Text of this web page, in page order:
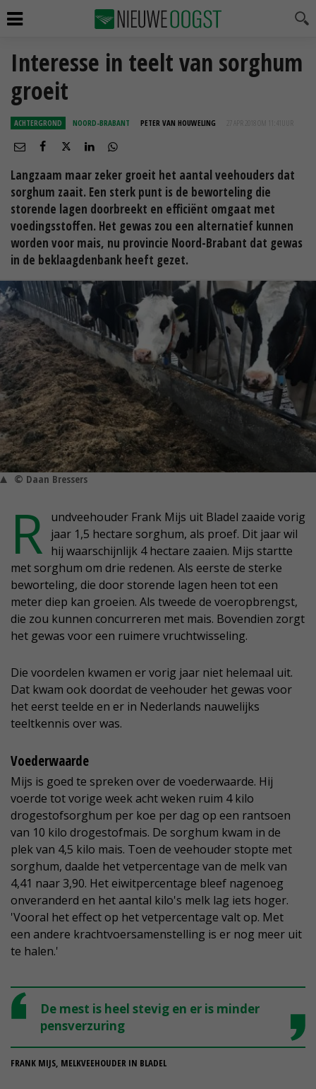
Interesse in teelt van sorghum
groeit
ACHTERGROND NOORD-BRABANT PETER VAN HOUWELING 27 APR 2018 OM 11:41
Langzaam maar zeker groeit het aantal veehouders dat
sorghum zaait. Een sterk punt is de beworteling die
storende lagen doorbreekt en efficiënt omgaat met
voedingsstoffen. Het gewas zou een alternatief kunnen
worden voor mais, nu provincie Noord-Brabant dat gewas
in de beklaagdenbank heeft gezet.
© Daan Bressers
R undveehouder Frank Mijs uit Bladel zaaide vorig
jaar 1,5 hectare sorghum, als proef. Dit jaar wil
hij waarschijnlijk 4 hectare zaaien. Mijs startte
met sorghum om drie redenen. Als eerste de sterke
beworteling, die door storende lagen heen tot een
meter diep kan groeien. Als tweede de voeropbrengst,
die zou kunnen concurreren met mais. Bovendien zorgt
het gewas voor een ruimere vruchtwisseling.
Die voordelen kwamen er vorig jaar niet helemaal uit.
Dat kwam ook doordat de veehouder het gewas voor
het eerst teelde en er in Nederlands nauwelijks
teeltkennis over was.
Voederwaarde
Mijs is goed te spreken over de voederwaarde. Hij
voerde tot vorige week acht weken ruim 4 kilo
drogestofsorghum per koe per dag op een rantsoen
van 10 kilo drogestofmais. De sorghum kwam in de
plek van 4,5 kilo mais. Toen de veehouder stopte met
sorghum, daalde het vetpercentage van de melk van
4,41 naar 3,90. Het eiwitpercentage bleef nagenoeg
onveranderd en het aantal kilo's melk lag iets hoger.
'Vooral het effect op het vetpercentage valt op. Met
een andere krachtvoersamenstelling is er nog meer uit
te halen.'
De mest is heel stevig en er is minder
pensverzuring
FRANK MIJS, MELKVEEHOUDER IN BLADEL